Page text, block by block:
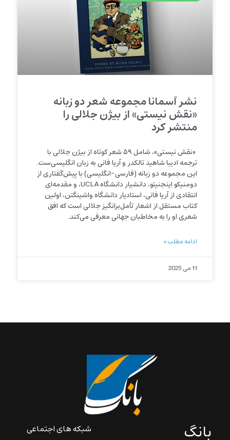
نشر آسمانا مجموعه شعر دو زبانه
«نقش نیستی» از بیژن جلالی را
منتشر کرد
«نقش نیستی»، شامل ۵۹ شعر کوتاه از بیژن جلالی با
ترجمه ادیبا شاهید تالکدر و آریا فانی به زبان انگلیسی‌ست.
این مجموعه دو زبانه (فارسی-انگلیسی) با پیش‌گفتاری از
دومنیکو اینجنیتو، دانشیار دانشگاه UCLA، و مقدمه‌ای
انتقادی از آریا فانی، استادیار دانشگاه واشینگتن، اولین
کتاب مستقل از اشعار تأمل‌برانگیز جلالی است که افق
شعری او را به مخاطبان جهانی معرفی می‌کند.
ادامه مطلب »
11 می 2025
بانگ شبکه های اجتماعی